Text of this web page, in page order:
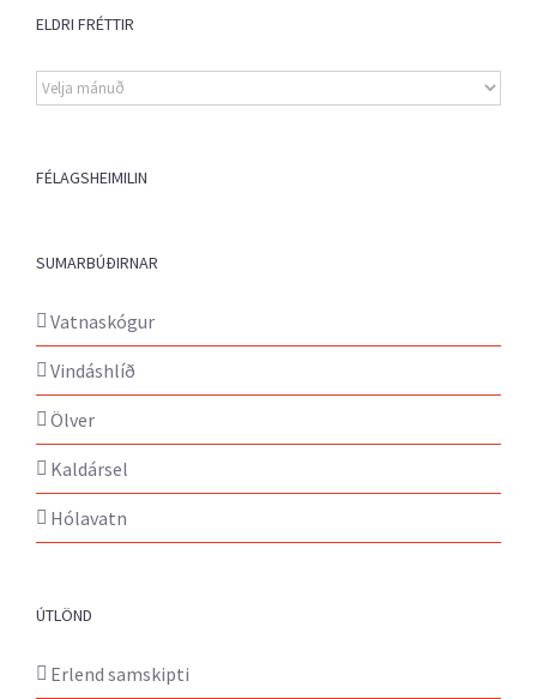
ELDRI FRÉTTIR
Eldri
fréttir
FÉLAGSHEIMILIN
SUMARBÚÐIRNAR
Vatnaskógur
Vindáshlíð
Ölver
Kaldársel
Hólavatn
ÚTLÖND
Erlend samskipti